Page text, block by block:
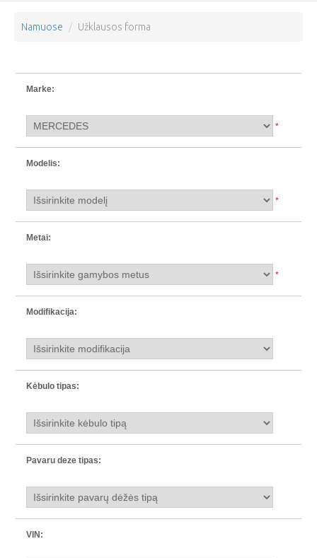
Namuose Užklausos forma
Marke:
*
Modelis:
*
Metai:
*
Modifikacija:
Kėbulo tipas:
Pavaru deze tipas:
VIN: